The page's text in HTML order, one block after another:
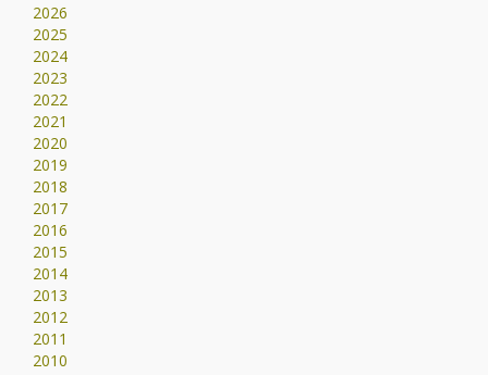
2026
2025
2024
2023
2022
2021
2020
2019
2018
2017
2016
2015
2014
2013
2012
2011
2010